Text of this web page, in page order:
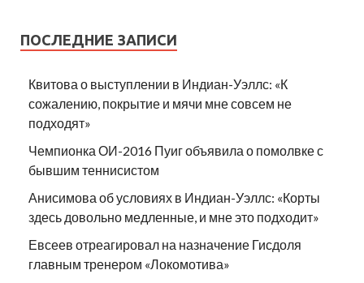
ПОСЛЕДНИЕ ЗАПИСИ
Квитова о выступлении в Индиан-Уэллс: «К
сожалению, покрытие и мячи мне совсем не
подходят»
Чемпионка ОИ-2016 Пуиг объявила о помолвке с
бывшим теннисистом
Анисимова об условиях в Индиан-Уэллс: «Корты
здесь довольно медленные, и мне это подходит»
Евсеев отреагировал на назначение Гисдоля
главным тренером «Локомотива»